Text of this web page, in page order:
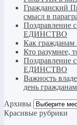
Гражданский
смысл в
Поздравление
ЕДИНСТВО
Как гражданам
Кто разумнее,
Поздравление
ЕДИНСТВО
Важность
день
Архивы Архивы
Красивые рубрики